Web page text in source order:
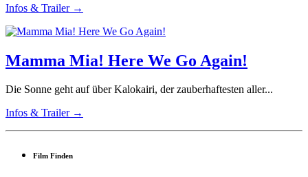
Infos & Trailer →
Mamma Mia! Here We Go Again!
Die Sonne geht auf über Kalokairi, der zauberhaftesten aller...
Infos & Trailer →
Film Finden